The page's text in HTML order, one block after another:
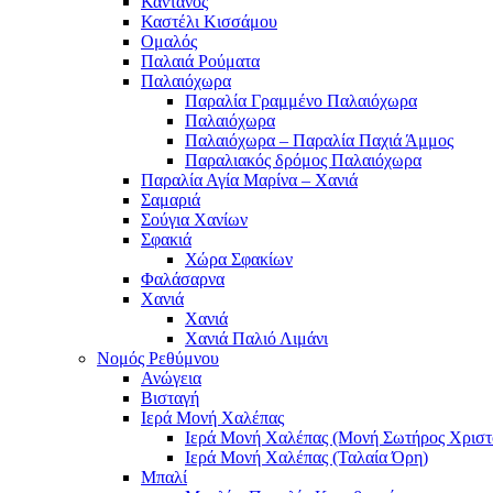
Καστέλι Κισσάμου
Ομαλός
Παλαιά Ρούματα
Παλαιόχωρα
Παραλία Γραμμένο Παλαιόχωρα
Παλαιόχωρα
Παλαιόχωρα – Παραλία Παχιά Άμμος
Παραλιακός δρόμος Παλαιόχωρα
Παραλία Αγία Μαρίνα – Χανιά
Σαμαριά
Σούγια Χανίων
Σφακιά
Χώρα Σφακίων
Φαλάσαρνα
Χανιά
Χανιά
Χανιά Παλιό Λιμάνι
Νομός Ρεθύμνου
Ανώγεια
Βισταγή
Ιερά Μονή Χαλέπας
Ιερά Μονή Χαλέπας (Μονή Σωτήρος
Ιερά Μονή Χαλέπας (Ταλαία Όρη)
Μπαλί